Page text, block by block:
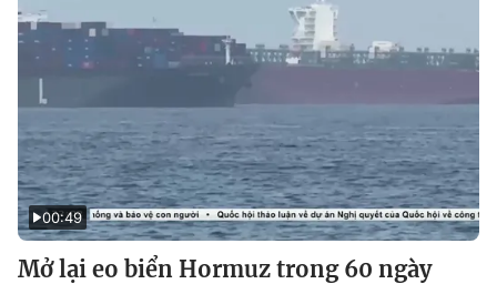
00:49
Mở lại eo biển Hormuz trong 60 ngày